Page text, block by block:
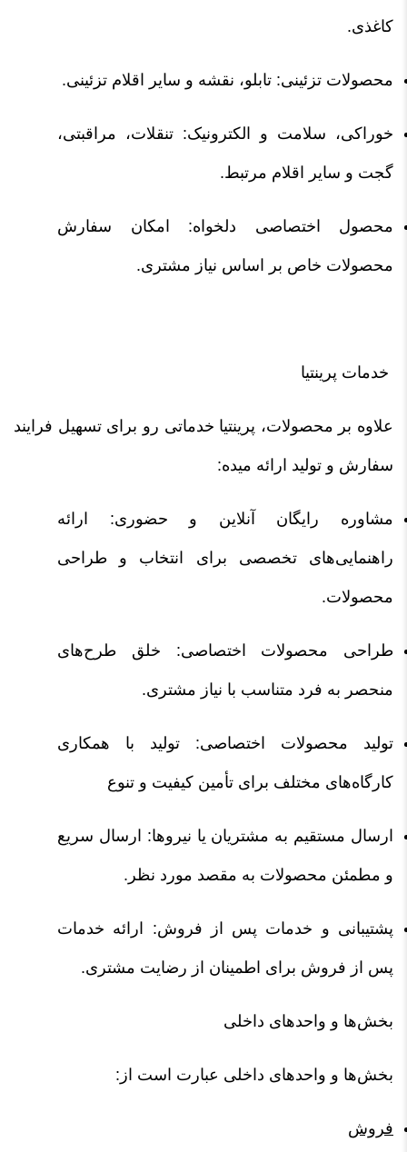
کاغذی.
محصولات تزئینی: تابلو، نقشه و سایر اقلام تزئینی.
خوراکی، سلامت و الکترونیک: تنقلات، مراقبتی،
گجت و سایر اقلام مرتبط.
محصول اختصاصی دلخواه: امکان سفارش
محصولات خاص بر اساس نیاز مشتری.
خدمات پرینتیا
علاوه بر محصولات، پرینتیا خدماتی رو برای تسهیل فرایند
سفارش و تولید ارائه میده:
مشاوره رایگان آنلاین و حضوری: ارائه
راهنمایی‌های تخصصی برای انتخاب و طراحی
محصولات.
طراحی محصولات اختصاصی: خلق طرح‌های
منحصر به فرد متناسب با نیاز مشتری.
تولید محصولات اختصاصی: تولید با همکاری
کارگاه‌های مختلف برای تأمین کیفیت و تنوع
ارسال مستقیم به مشتریان یا نیروها: ارسال سریع
و مطمئن محصولات به مقصد مورد نظر.
پشتیبانی و خدمات پس از فروش: ارائه خدمات
پس از فروش برای اطمینان از رضایت مشتری.
بخش‌ها و واحدهای داخلی
بخش‌ها و واحدهای داخلی عبارت است از:
فروش